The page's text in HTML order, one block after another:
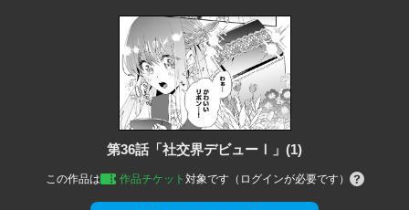
第36話「社交界デビューⅠ」(1)
この作品は 作品チケット 対象です（ログインが必要です）